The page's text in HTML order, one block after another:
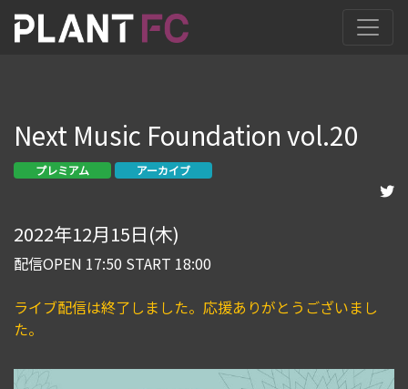
Next Music Foundation vol.20
プレミアム アーカイブ
2022年12月15日(木)
配信OPEN 17:50 START 18:00
ライブ配信は終了しました。応援ありがとうございまし
た。